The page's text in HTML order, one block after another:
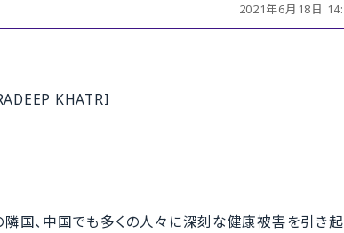
2021年6月18日
KHATRI
国、中国でも多くの人々に深刻な健康被害を引き起